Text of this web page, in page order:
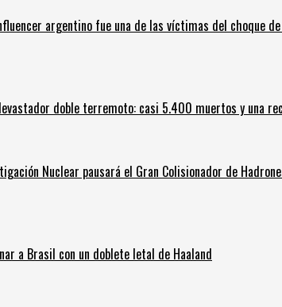
argentino fue una de las víctimas del choque
doble terremoto: casi 5.400 muertos y una
Nuclear pausará el Gran Colisionador de
a Brasil con un doblete letal de Haaland